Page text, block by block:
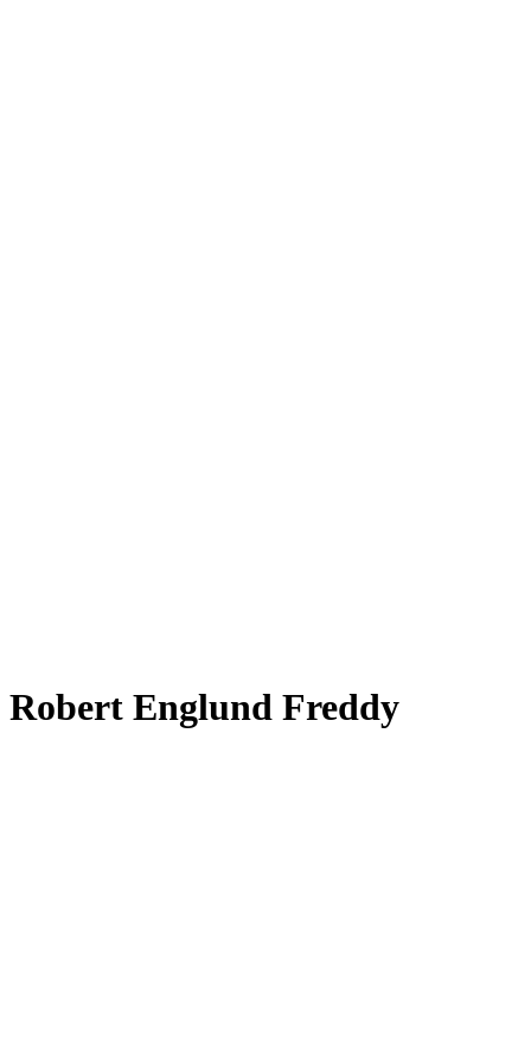
Robert Englund Freddy